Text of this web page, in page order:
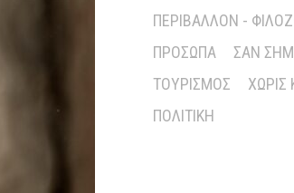
ΠΕΡΙΒΆΛΛΟΝ -
ΠΡΌΣΩΠΑ
ΣΑΝ
ΤΟΥΡΙΣΜΌΣ
ΧΩΡΊΣ
ΠΟΛΙΤΙΚΉ